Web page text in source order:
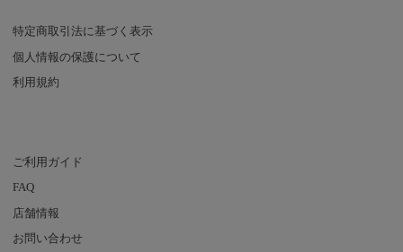
特定商取引法に基づく表示
個人情報の保護について
利用規約
ご利用ガイド
FAQ
店舗情報
お問い合わせ